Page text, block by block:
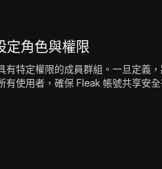
定角色與權限
有特定權限的成員群組。一旦定義
有使用者，確保 Fleak 帳號共享安全